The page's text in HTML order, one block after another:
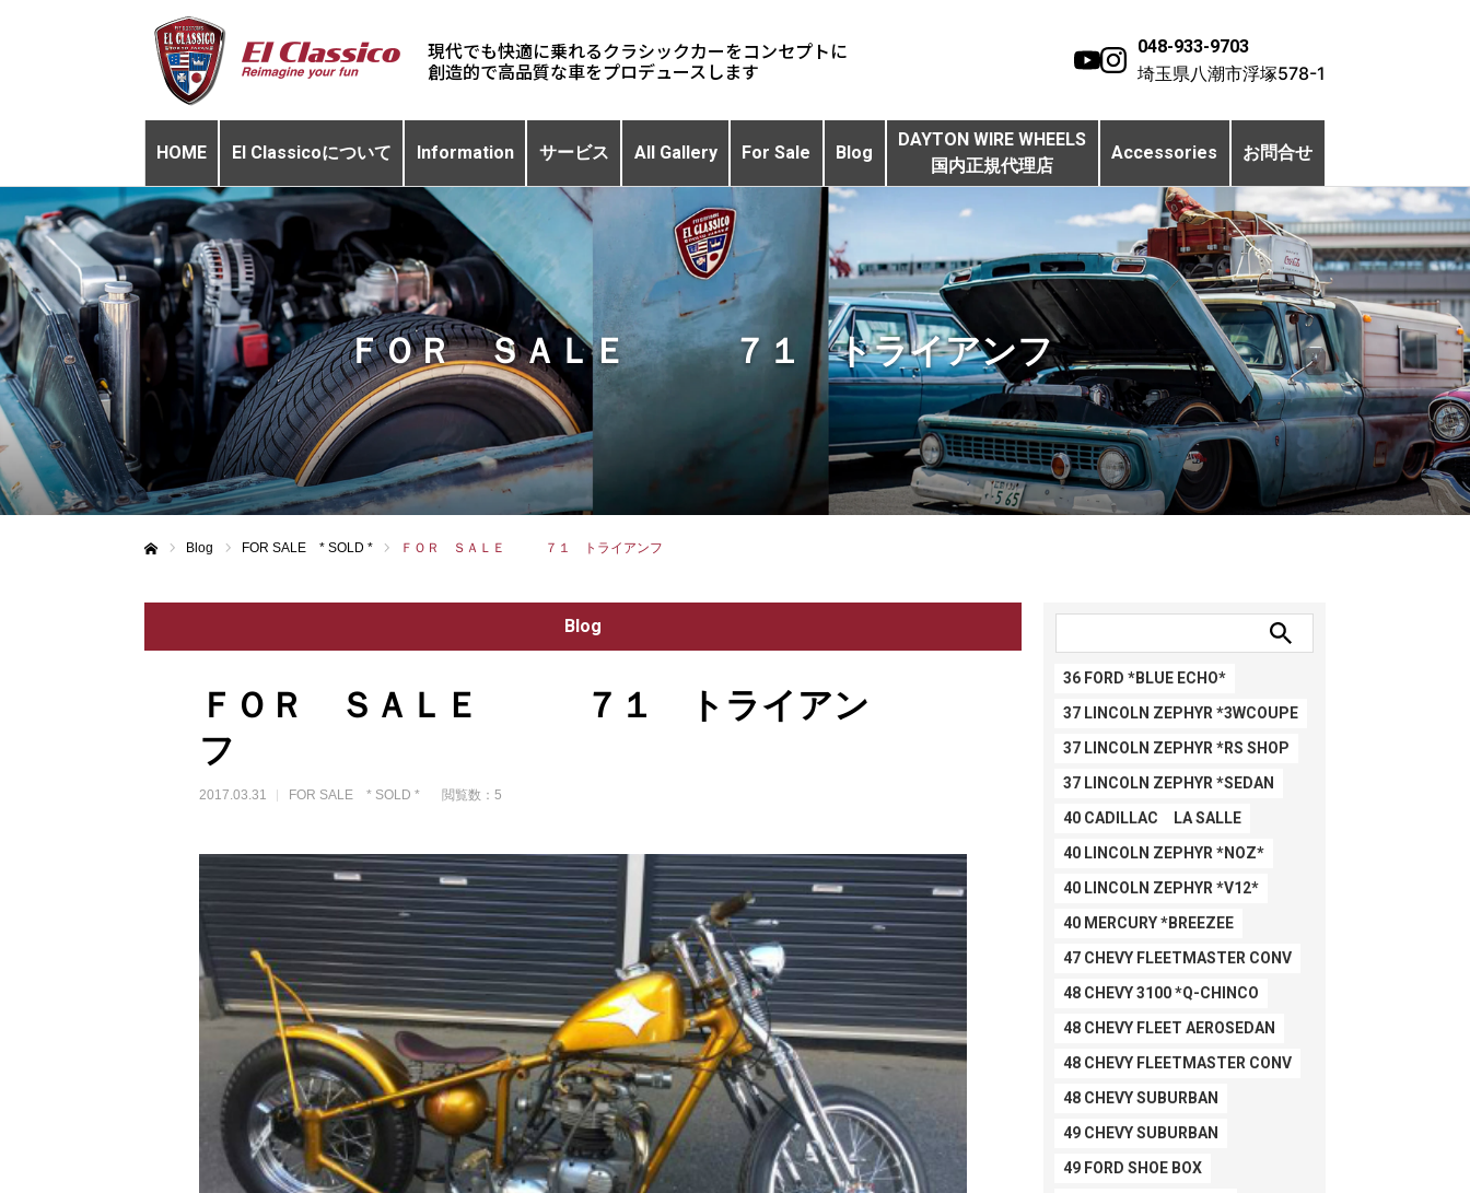
現代でも快適に乗れるクラシックカーをコンセプトに 048-933-9703
埼玉県八潮市浮塚578-1
HOME El Classicoについて Information サービス All Gallery For Sale Blog
DAYTON WIRE WHEELS
国内正規代理店
Accessories お問合せ
ＦＯＲ ＳＡＬＥ ７１ トライアンフ
Blog FOR SALE * SOLD * ＦＯＲ ＳＡＬＥ ７１ トライアンフ
Blog
ＦＯＲ ＳＡＬＥ ７１ トライアン
フ
2017.03.31 FOR SALE * SOLD * 閲覧数：5
36 FORD *BLUE ECHO*
37 LINCOLN ZEPHYR *3WCOUPE
37 LINCOLN ZEPHYR *RS SHOP
37 LINCOLN ZEPHYR *SEDAN
40 CADILLAC LA SALLE
40 LINCOLN ZEPHYR *NOZ*
40 LINCOLN ZEPHYR *V12*
40 MERCURY *BREEZEE
47 CHEVY FLEETMASTER CONV
48 CHEVY 3100 *Q-CHINCO
48 CHEVY FLEET AEROSEDAN
48 CHEVY FLEETMASTER CONV
48 CHEVY SUBURBAN
49 CHEVY SUBURBAN
49 FORD SHOE BOX